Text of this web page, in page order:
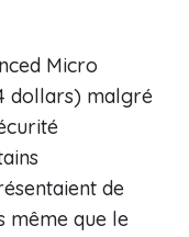
Micro
dollars) malgré
de
même que le